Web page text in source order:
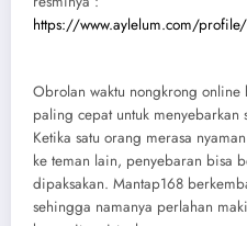
https://www.aylelum.com/
Obrolan waktu nongkrong
paling cepat untuk menyebarkan
Ketika satu orang merasa
ke teman lain, penyebaran bisa
dipaksakan. Mantap168
sehingga namanya perlahan